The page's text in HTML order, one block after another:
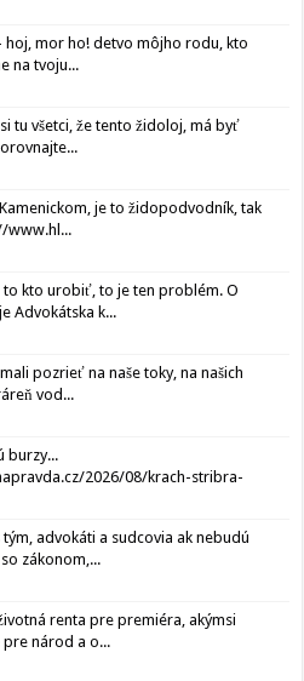
hoj, mor ho! detvo môjho rodu, kto
na tvoju...
tu všetci, že tento židoloj, má byť
je to židopodvodník, tak
www.hl...
to kto urobiť, to je ten problém. O
Advokátska k...
pozrieť na naše toky, na našich
vod...
burzy...
2026/08/krach-stribra-
advokáti a sudcovia ak nebudú
zákonom,...
renta pre premiéra, akýmsi
národ a o...